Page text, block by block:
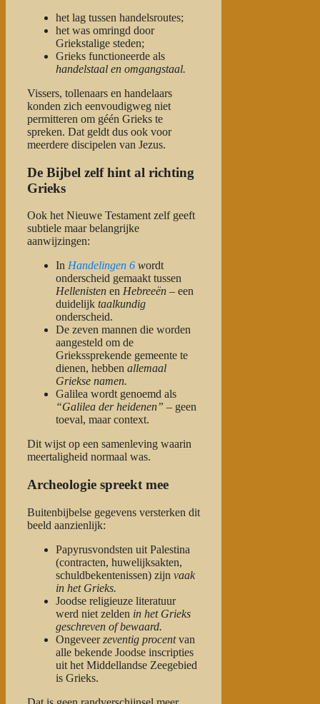
het lag tussen handelsroutes;
het was omringd door
Griekstalige steden;
Grieks functioneerde als
handelstaal en omgangstaal.
Vissers, tollenaars en handelaars
konden zich eenvoudigweg niet
permitteren om géén Grieks te
spreken. Dat geldt dus ook voor
meerdere discipelen van Jezus.
De Bijbel zelf hint al richting
Grieks
Ook het Nieuwe Testament zelf geeft
subtiele maar belangrijke
aanwijzingen:
In Handelingen 6 wordt
onderscheid gemaakt tussen
Hellenisten en Hebreeën – een
duidelijk taalkundig
onderscheid.
De zeven mannen die worden
aangesteld om de
Griekssprekende gemeente te
dienen, hebben allemaal
Griekse namen.
Galilea wordt genoemd als
“Galilea der heidenen” – geen
toeval, maar context.
Dit wijst op een samenleving waarin
meertaligheid normaal was.
Archeologie spreekt mee
Buitenbijbelse gegevens versterken dit
beeld aanzienlijk:
Papyrusvondsten uit Palestina
(contracten, huwelijksakten,
schuldbekentenissen) zijn vaak
in het Grieks.
Joodse religieuze literatuur
werd niet zelden in het Grieks
geschreven of bewaard.
Ongeveerzeventig procentvan
alle bekende Joodse inscripties
uit het Middellandse Zeegebied
is Grieks.